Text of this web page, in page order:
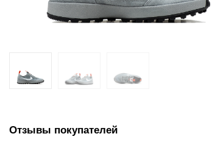
Отзывы покупателей